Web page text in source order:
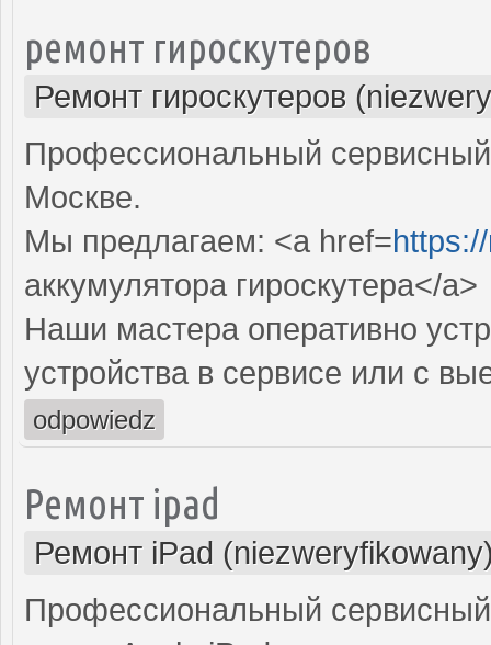
ремонт гироскутеров
Ремонт гироскутеров
Профессиональный сервисный
Москве.
Мы предлагаем: <a href=
аккумулятора гироскутера</a>
Наши мастера оперативно
устройства в сервисе или с
odpowiedz
Ремонт ipad
Ремонт iPad
Профессиональный